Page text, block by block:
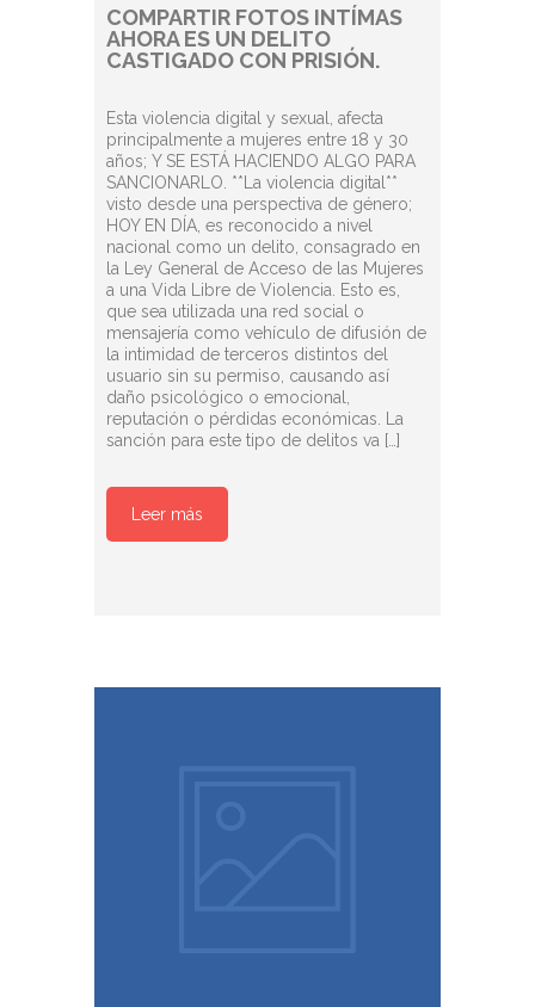
COMPARTIR FOTOS INTÍMAS
AHORA ES UN DELITO
CASTIGADO CON PRISIÓN.
Esta violencia digital y sexual, afecta
principalmente a mujeres entre 18 y 30
años; Y SE ESTÁ HACIENDO ALGO PARA
SANCIONARLO. **La violencia digital**
visto desde una perspectiva de género;
HOY EN DÍA, es reconocido a nivel
nacional como un delito, consagrado en
la Ley General de Acceso de las Mujeres
a una Vida Libre de Violencia. Esto es,
que sea utilizada una red social o
mensajería como vehículo de difusión de
la intimidad de terceros distintos del
usuario sin su permiso, causando así
daño psicológico o emocional,
reputación o pérdidas económicas. La
sanción para este tipo de delitos va […]
Leer más